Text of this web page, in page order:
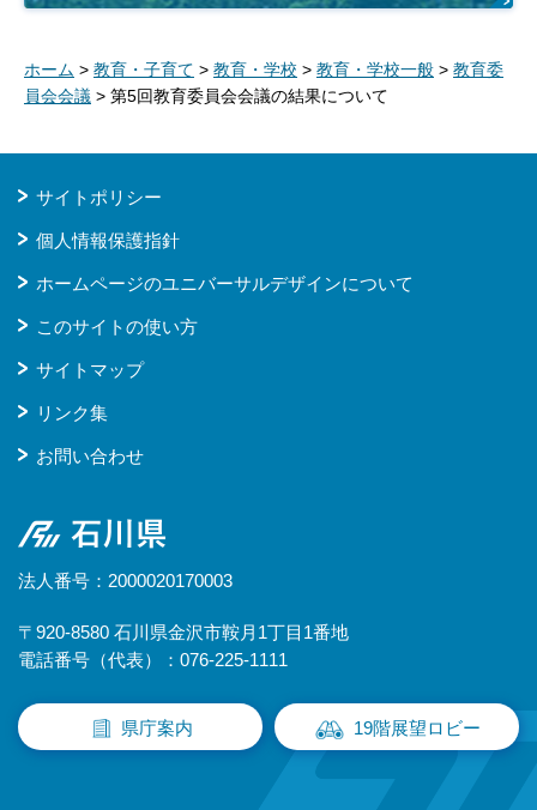
ホーム > 教育・子育て > 教育・学校 > 教育・学校一般 > 教育委
員会会議 > 第5回教育委員会会議の結果について
サイトポリシー
個人情報保護指針
ホームページのユニバーサルデザインについて
このサイトの使い方
サイトマップ
リンク集
お問い合わせ
石川県
法人番号：2000020170003
〒920-8580 石川県金沢市鞍月1丁目1番地
電話番号（代表）：076-225-1111
県庁案内 19階展望ロビー